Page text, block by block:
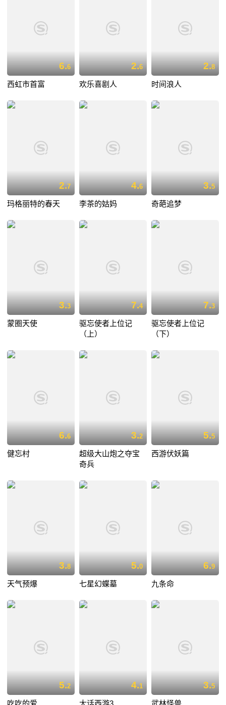
6.6
西虹市首富
2.6
欢乐喜剧人
2.8
时间浪人
2.7
玛格丽特的春天
4.6
李茶的姑妈
3.5
奇葩追梦
3.3
蒙圈天使
7.4
驱忘使者上位记
（上）
7.3
驱忘使者上位记
（下）
6.6
健忘村
3.2
超级大山炮之夺宝
奇兵
5.5
西游伏妖篇
3.8
天气预爆
5.0
七星幻蝶墓
6.9
九条命
5.2 4.1 3.5